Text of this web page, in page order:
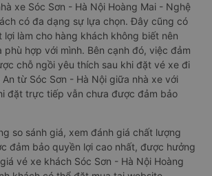
xe Sóc Sơn - Hà Nội Hoàng Mai - Nghệ
có đa dạng sự lựa chọn. Đây cũng có
lợi làm cho hàng khách không biết nên
phù hợp với mình. Bên cạnh đó, việc đảm
chỗ ngồi yêu thích sau khi đặt vé xe đi
từ Sóc Sơn - Hà Nội giữa nhà xe với
đặt trực tiếp vẫn chưa được đảm bảo
so sánh giá, xem đánh giá chất lượng
đảm bảo quyền lợi cao nhất, được hưởng
vé xe khách Sóc Sơn - Hà Nội Hoàng